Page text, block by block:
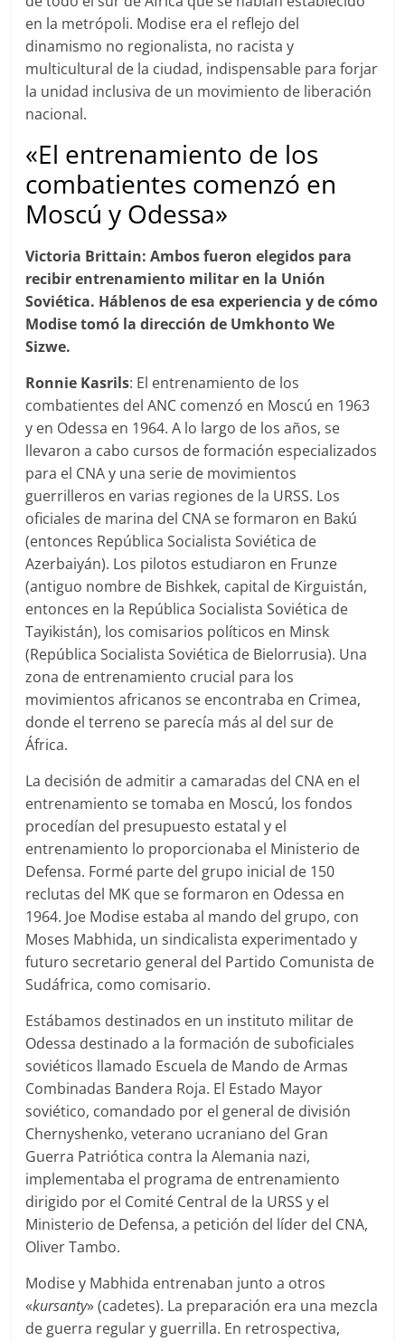
en la metrópoli. Modise era el reflejo del
dinamismo no regionalista, no racista y
multicultural de la ciudad, indispensable para forjar
la unidad inclusiva de un movimiento de liberación
nacional.
«El entrenamiento de los
combatientes comenzó en
Moscú y Odessa»
Victoria Brittain: Ambos fueron elegidos para
recibir entrenamiento militar en la Unión
Soviética. Háblenos de esa experiencia y de cómo
Modise tomó la dirección de Umkhonto We
Sizwe.
Ronnie Kasrils: El entrenamiento de los
combatientes del ANC comenzó en Moscú en 1963
y en Odessa en 1964. A lo largo de los años, se
llevaron a cabo cursos de formación especializados
para el CNA y una serie de movimientos
guerrilleros en varias regiones de la URSS. Los
oficiales de marina del CNA se formaron en Bakú
(entonces República Socialista Soviética de
Azerbaiyán). Los pilotos estudiaron en Frunze
(antiguo nombre de Bishkek, capital de Kirguistán,
entonces en la República Socialista Soviética de
Tayikistán), los comisarios políticos en Minsk
(República Socialista Soviética de Bielorrusia). Una
zona de entrenamiento crucial para los
movimientos africanos se encontraba en Crimea,
donde el terreno se parecía más al del sur de
África.
La decisión de admitir a camaradas del CNA en el
entrenamiento se tomaba en Moscú, los fondos
procedían del presupuesto estatal y el
entrenamiento lo proporcionaba el Ministerio de
Defensa. Formé parte del grupo inicial de 150
reclutas del MK que se formaron en Odessa en
1964. Joe Modise estaba al mando del grupo, con
Moses Mabhida, un sindicalista experimentado y
futuro secretario general del Partido Comunista de
Sudáfrica, como comisario.
Estábamos destinados en un instituto militar de
Odessa destinado a la formación de suboficiales
soviéticos llamado Escuela de Mando de Armas
Combinadas Bandera Roja. El Estado Mayor
soviético, comandado por el general de división
Chernyshenko, veterano ucraniano del Gran
Guerra Patriótica contra la Alemania nazi,
implementaba el programa de entrenamiento
dirigido por el Comité Central de la URSS y el
Ministerio de Defensa, a petición del líder del CNA,
Oliver Tambo.
Modise y Mabhida entrenaban junto a otros
«kursanty» (cadetes). La preparación era una mezcla
de guerra regular y guerrilla. En retrospectiva,